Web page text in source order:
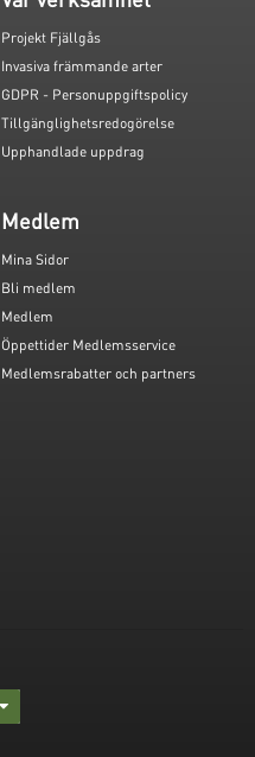
Projekt Fjällgås
Invasiva främmande arter
GDPR - Personuppgiftspolicy
Tillgänglighetsredogörelse
Upphandlade uppdrag
Medlem
Mina Sidor
Bli medlem
Medlem
Öppettider Medlemsservice
Medlemsrabatter och partners